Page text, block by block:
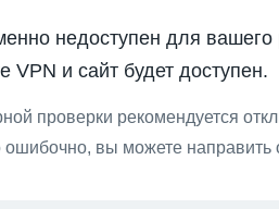
недоступен для
VPN и сайт будет доступен.
проверки рекомендуется
вы можете направить